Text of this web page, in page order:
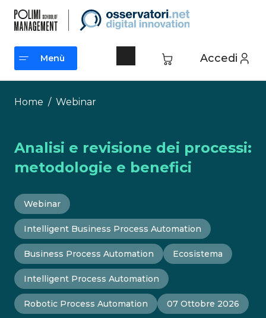
contenuto
Accedi
Menù
Menù
Home / Webinar
Analisi e revisione dei processi:
metodologie e benefici
Webinar
Intelligent Business Process Automation
Business Process Automation Ecosistema
Intelligent Process Automation
Robotic Process Automation 07 Ottobre 2026